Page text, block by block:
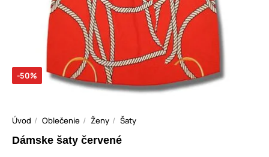
-50%
Úvod Oblečenie Ženy Šaty
Dámske šaty červené